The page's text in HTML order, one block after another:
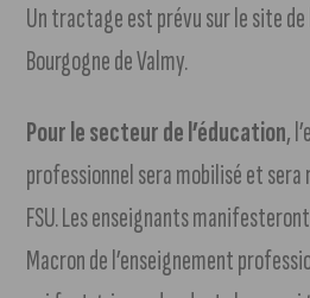
Un tractage est prévu sur le site de
Bourgogne de Valmy.
Pour le secteur de l’éducation,
professionnel sera mobilisé et sera
FSU. Les enseignants
Macron de l’enseignement